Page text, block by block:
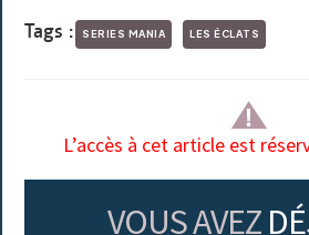
Tags : SERIES MANIA LES ÉCLATS
L’accès à cet article est
VOUS AVEZ